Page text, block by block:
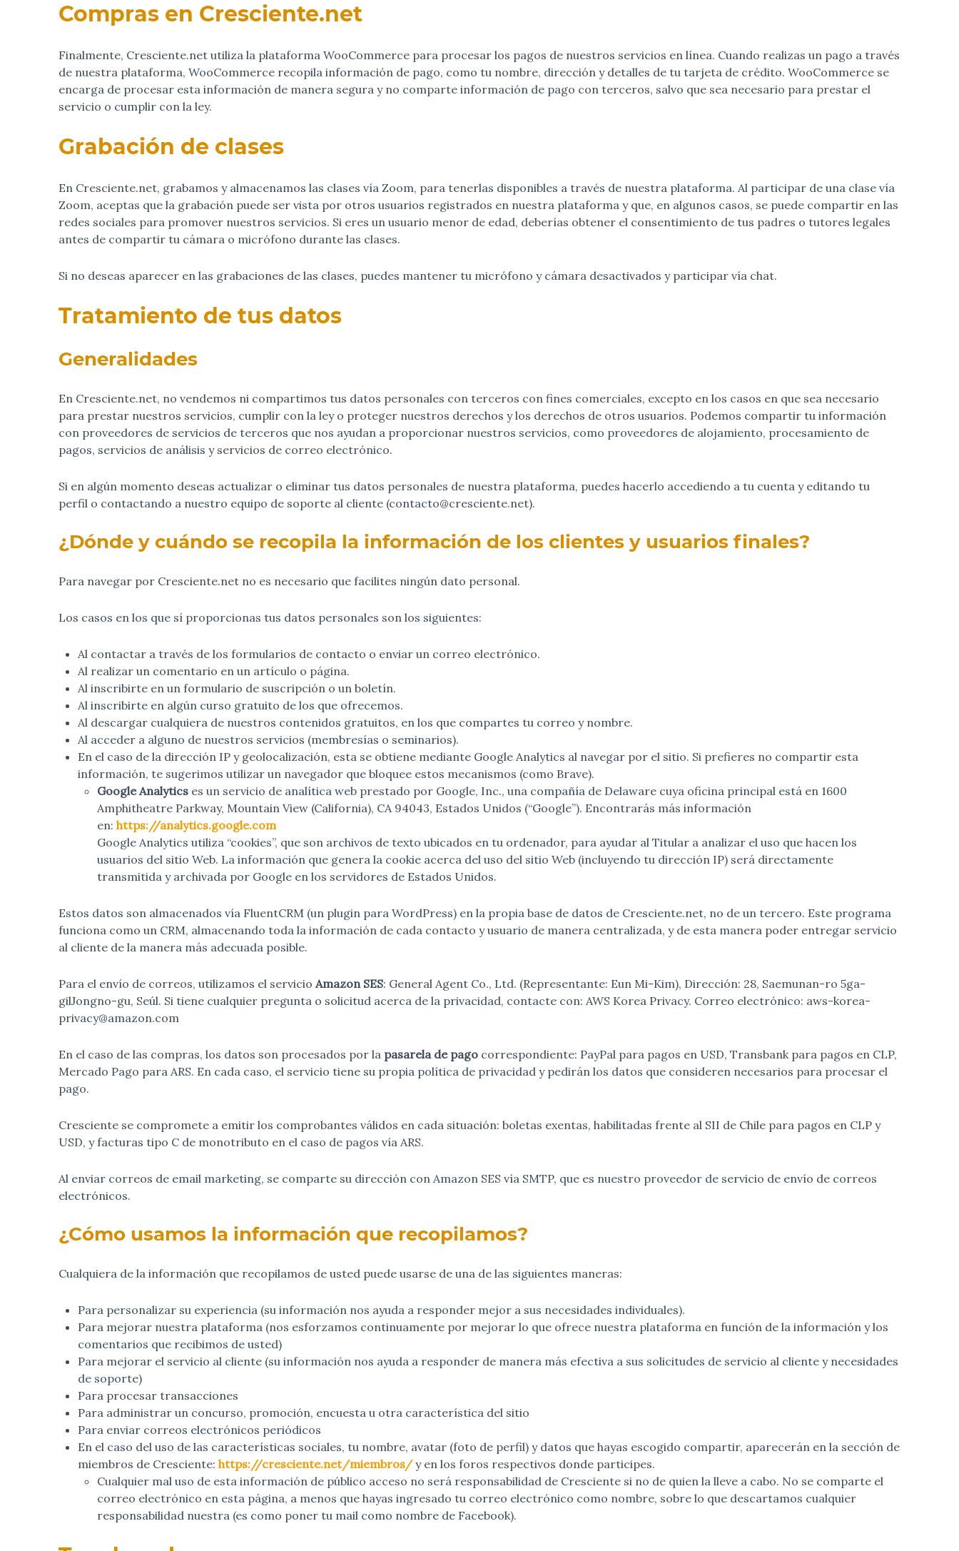
Compras en Cresciente.net
Finalmente, Cresciente.net utiliza la plataforma WooCommerce para procesar los pagos de nuestros servicios en línea. Cuando realizas un pago a través
de nuestra plataforma, WooCommerce recopila información de pago, como tu nombre, dirección y detalles de tu tarjeta de crédito. WooCommerce se
encarga de procesar esta información de manera segura y no comparte información de pago con terceros, salvo que sea necesario para prestar el
servicio o cumplir con la ley.
Grabación de clases
En Cresciente.net, grabamos y almacenamos las clases vía Zoom, para tenerlas disponibles a través de nuestra plataforma. Al participar de una clase vía
Zoom, aceptas que la grabación puede ser vista por otros usuarios registrados en nuestra plataforma y que, en algunos casos, se puede compartir en las
redes sociales para promover nuestros servicios. Si eres un usuario menor de edad, deberías obtener el consentimiento de tus padres o tutores legales
antes de compartir tu cámara o micrófono durante las clases.
Si no deseas aparecer en las grabaciones de las clases, puedes mantener tu micrófono y cámara desactivados y participar vía chat.
Tratamiento de tus datos
Generalidades
En Cresciente.net, no vendemos ni compartimos tus datos personales con terceros con fines comerciales, excepto en los casos en que sea necesario
para prestar nuestros servicios, cumplir con la ley o proteger nuestros derechos y los derechos de otros usuarios. Podemos compartir tu información
con proveedores de servicios de terceros que nos ayudan a proporcionar nuestros servicios, como proveedores de alojamiento, procesamiento de
pagos, servicios de análisis y servicios de correo electrónico.
Si en algún momento deseas actualizar o eliminar tus datos personales de nuestra plataforma, puedes hacerlo accediendo a tu cuenta y editando tu
perfil o contactando a nuestro equipo de soporte al cliente (contacto@cresciente.net).
¿Dónde y cuándo se recopila la información de los clientes y usuarios finales?
Para navegar por Cresciente.net no es necesario que facilites ningún dato personal.
Los casos en los que sí proporcionas tus datos personales son los siguientes:
Al contactar a través de los formularios de contacto o enviar un correo electrónico.
Al realizar un comentario en un artículo o página.
Al inscribirte en un formulario de suscripción o un boletín.
Al inscribirte en algún curso gratuito de los que ofrecemos.
Al descargar cualquiera de nuestros contenidos gratuitos, en los que compartes tu correo y nombre.
Al acceder a alguno de nuestros servicios (membresías o seminarios).
En el caso de la dirección IP y geolocalización, esta se obtiene mediante Google Analytics al navegar por el sitio. Si prefieres no compartir esta
información, te sugerimos utilizar un navegador que bloquee estos mecanismos (como Brave).
Google Analytics es un servicio de analítica web prestado por Google, Inc., una compañía de Delaware cuya oficina principal está en 1600
Amphitheatre Parkway, Mountain View (California), CA 94043, Estados Unidos (“Google”). Encontrarás más información
en: https://analytics.google.com
Google Analytics utiliza “cookies”, que son archivos de texto ubicados en tu ordenador, para ayudar al Titular a analizar el uso que hacen los
usuarios del sitio Web. La información que genera la cookie acerca del uso del sitio Web (incluyendo tu dirección IP) será directamente
transmitida y archivada por Google en los servidores de Estados Unidos.
Estos datos son almacenados vía FluentCRM (un plugin para WordPress) en la propia base de datos de Cresciente.net, no de un tercero. Este programa
funciona como un CRM, almacenando toda la información de cada contacto y usuario de manera centralizada, y de esta manera poder entregar servicio
al cliente de la manera más adecuada posible.
Para el envío de correos, utilizamos el servicio Amazon SES: General Agent Co., Ltd. (Representante: Eun Mi-Kim), Dirección: 28, Saemunan-ro 5ga-
gilJongno-gu, Seúl. Si tiene cualquier pregunta o solicitud acerca de la privacidad, contacte con: AWS Korea Privacy. Correo electrónico: aws-korea-
privacy@amazon.com
En el caso de las compras, los datos son procesados por la pasarela de pago correspondiente: PayPal para pagos en USD, Transbank para pagos en CLP,
Mercado Pago para ARS. En cada caso, el servicio tiene su propia política de privacidad y pedirán los datos que consideren necesarios para procesar el
pago.
Cresciente se compromete a emitir los comprobantes válidos en cada situación: boletas exentas, habilitadas frente al SII de Chile para pagos en CLP y
USD, y facturas tipo C de monotributo en el caso de pagos vía ARS.
Al enviar correos de email marketing, se comparte su dirección con Amazon SES vía SMTP, que es nuestro proveedor de servicio de envío de correos
electrónicos.
¿Cómo usamos la información que recopilamos?
Cualquiera de la información que recopilamos de usted puede usarse de una de las siguientes maneras:
Para personalizar su experiencia (su información nos ayuda a responder mejor a sus necesidades individuales).
Para mejorar nuestra plataforma (nos esforzamos continuamente por mejorar lo que ofrece nuestra plataforma en función de la información y los
comentarios que recibimos de usted)
Para mejorar el servicio al cliente (su información nos ayuda a responder de manera más efectiva a sus solicitudes de servicio al cliente y necesidades
de soporte)
Para procesar transacciones
Para administrar un concurso, promoción, encuesta u otra característica del sitio
Para enviar correos electrónicos periódicos
En el caso del uso de las características sociales, tu nombre, avatar (foto de perfil) y datos que hayas escogido compartir, aparecerán en la sección de
miembros de Cresciente: https://cresciente.net/miembros/y en los foros respectivos donde participes.
Cualquier mal uso de esta información de público acceso no será responsabilidad de Cresciente si no de quien la lleve a cabo. No se comparte el
correo electrónico en esta página, a menos que hayas ingresado tu correo electrónico como nombre, sobre lo que descartamos cualquier
responsabilidad nuestra (es como poner tu mail como nombre de Facebook).